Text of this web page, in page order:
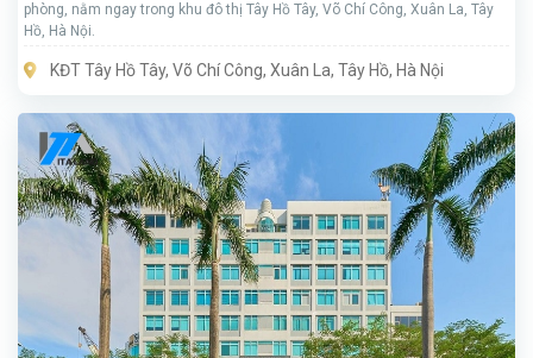
phòng, nằm ngay trong khu đô thị Tây Hồ Tây, Võ Chí Công, Xuân La, Tây
Hồ, Hà Nội.
KĐT Tây Hồ Tây, Võ Chí Công, Xuân La, Tây Hồ, Hà Nội